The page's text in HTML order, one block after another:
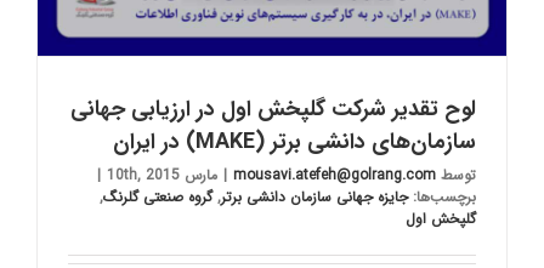
لوح تقدیر شرکت گلپخش اول در ارزیابی جهانی
سازمان‌های دانشی برتر (MAKE) در ایران
توسط mousavi.atefeh@golrang.com
| مارس 10th, 2015
|
برچسب‌ها:جایزه جهانی سازمان دانشی برتر,گروه صنعتی گلرنگ,
گلپخش اول